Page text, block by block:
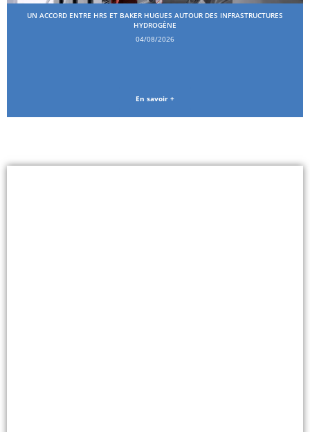
UN ACCORD ENTRE HRS ET BAKER HUGUES AUTOUR DES INFRASTRUCTURES
HYDROGÈNE
04/08/2026
En savoir +